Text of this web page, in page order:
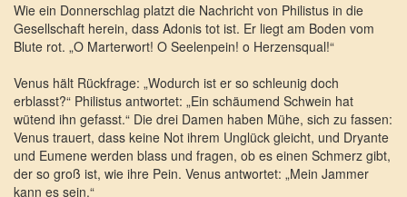
Wie ein Donnerschlag platzt die Nachricht von Philistus in die
Gesellschaft herein, dass Adonis tot ist. Er liegt am Boden vom
Blute rot. „O Marterwort! O Seelenpein! o Herzensqual!“
Venus hält Rückfrage: „Wodurch ist er so schleunig doch
erblasst?“ Philistus antwortet: „Ein schäumend Schwein hat
wütend ihn gefasst.“ Die drei Damen haben Mühe, sich zu fassen:
Venus trauert, dass keine Not ihrem Unglück gleicht, und Dryante
und Eumene werden blass und fragen, ob es einen Schmerz gibt,
der so groß ist, wie ihre Pein. Venus antwortet: „Mein Jammer
kann es sein.“